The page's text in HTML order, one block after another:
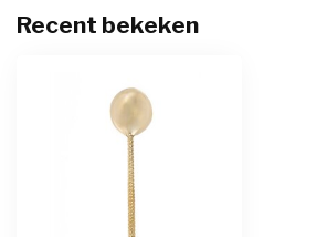
Recent bekeken